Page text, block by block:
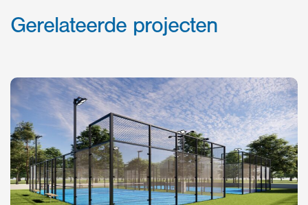
Gerelateerde projecten